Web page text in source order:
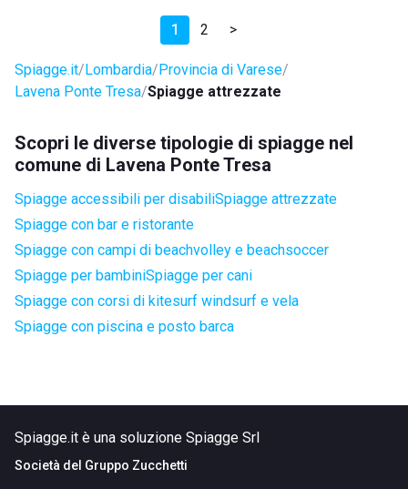
1 2 >
Spiagge.it Lombardia Provincia di Varese
Lavena Ponte Tresa Spiagge attrezzate
Scopri le diverse tipologie di spiagge nel
comune di Lavena Ponte Tresa
Spiagge accessibili per disabiliSpiagge attrezzate
Spiagge con bar e ristorante
Spiagge con campi di beachvolley e beachsoccer
Spiagge per bambiniSpiagge per cani
Spiagge con corsi di kitesurf windsurf e vela
Spiagge con piscina e posto barca
Spiagge.it è una soluzione Spiagge Srl
Società del Gruppo Zucchetti